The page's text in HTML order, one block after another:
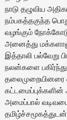
நாடு தழுவிய
நம்பகத்தகுந்த
வழங்கும்
அனைத்து
இத்தாலி பல்வேறு
நலன்களை
தலைமுறையினரை
அமைப்பால்